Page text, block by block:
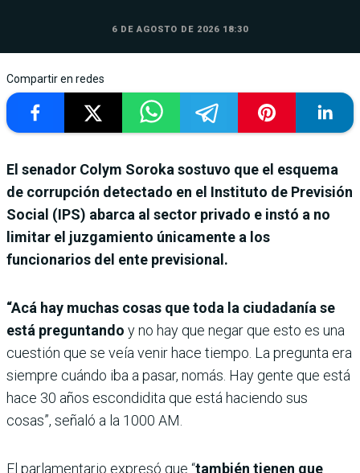
6 DE AGOSTO DE 2026 18:30
Compartir en redes
El senador Colym Soroka sostuvo que el esquema
de corrupción detectado en el Instituto de Previsión
Social (IPS) abarca al sector privado e instó a no
limitar el juzgamiento únicamente a los
funcionarios del ente previsional.
“Acá hay muchas cosas que toda la ciudadanía se
está preguntando y no hay que negar que esto es una
cuestión que se veía venir hace tiempo. La pregunta era
siempre cuándo iba a pasar, nomás. Hay gente que está
hace 30 años escondidita que está haciendo sus
cosas”, señaló a la 1000 AM.
El parlamentario expresó que “también tienen que